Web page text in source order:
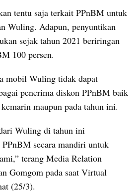
tentu saja terkait PPnBM untuk
Wuling. Adapun, penyuntikan
sejak tahun 2021 beriringan
100 persen.
mobil Wuling tidak dapat
penerima diskon PPnBM baik
maupun pada tahun ini.
Wuling di tahun ini
secara mandiri untuk
terang Media Relation
Gomgom pada saat Virtual
(25/3).